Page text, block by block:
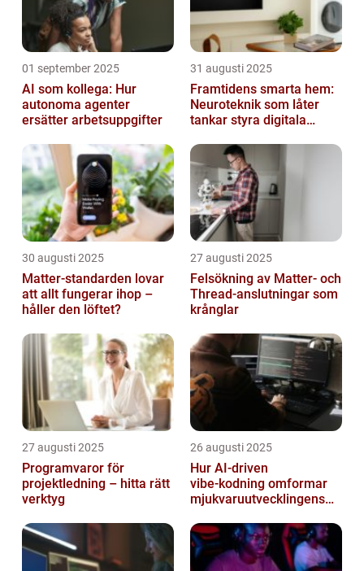
01 september 2025
AI som kollega: Hur
autonoma agenter
ersätter arbetsuppgifter
31 augusti 2025
Framtidens smarta hem:
Neuroteknik som låter
tankar styra digitala
30 augusti 2025
Matter-standarden lovar
att allt fungerar ihop –
håller den löftet?
27 augusti 2025
Felsökning av Matter‑ och
Thread‑anslutningar som
krånglar
27 augusti 2025
Programvaror för
projektledning – hitta rätt
verktyg
26 augusti 2025
Hur AI‑driven
vibe‑kodning omformar
mjukvaruutvecklingens